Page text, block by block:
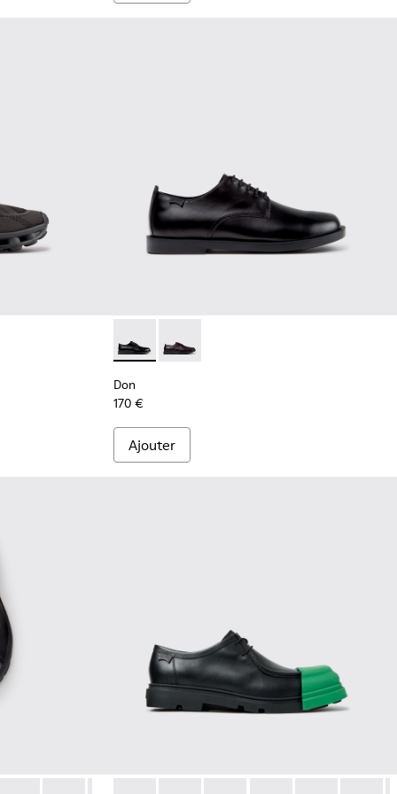
noires en matières techniques recyclées pour homme.
011 - Baskets bleues en matières techniques recyclées pour
010
- K101109-007 - Baskets marron en matières techniques
Don - K101140-001 - Chaussures en cuir
Don - K101140-003
Don
170 €
Ajouter